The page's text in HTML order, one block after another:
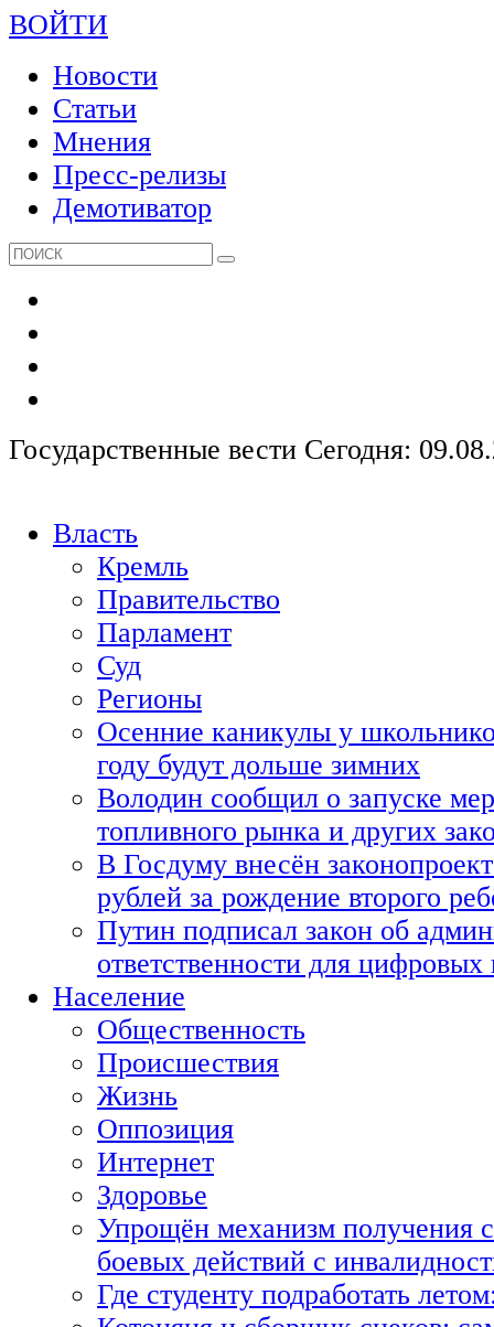
ВОЙТИ
Новости
Статьи
Мнения
Пресс-релизы
Демотиватор
Государственные вести Сегодня:
Власть
Кремль
Правительство
Парламент
Суд
Регионы
Осенние каникулы у
году будут дольше зимних
Володин сообщил о запуске
топливного рынка и других
В Госдуму внесён
рублей за рождение второго
Путин подписал закон об
ответственности для
Население
Общественность
Происшествия
Жизнь
Оппозиция
Интернет
Здоровье
Упрощён механизм получения
боевых действий с
Где студенту подработать